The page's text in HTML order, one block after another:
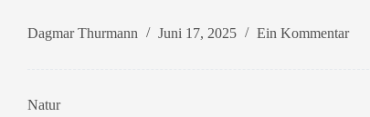
Dagmar Thurmann Juni 17, 2025 Ein Kommentar
Natur